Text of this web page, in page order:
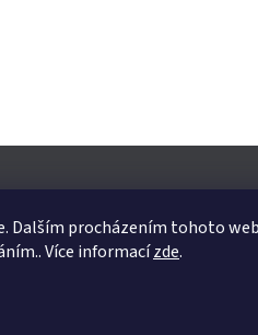
Dalším procházením tohoto
Více informacízde.